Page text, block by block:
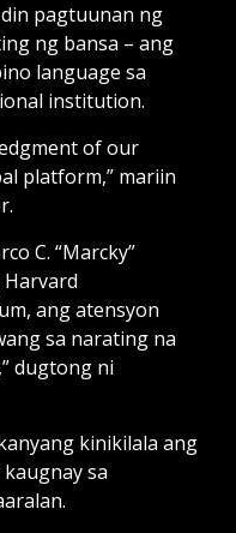
pagtuunan ng
ng bansa – ang
language sa
institution.
of our
platform,” mariin
C. “Marcky”
Harvard
ang atensyon
sa narating na
dugtong ni
kinikilala ang
sa